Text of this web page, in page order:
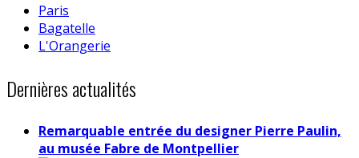
Paris
Bagatelle
L'Orangerie
Dernières actualités
Remarquable entrée du designer Pierre Paulin,
au musée Fabre de Montpellier